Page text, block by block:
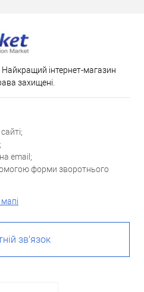
інтернет-магазин
захищені.
email;
форми зворотнього
зв'язок